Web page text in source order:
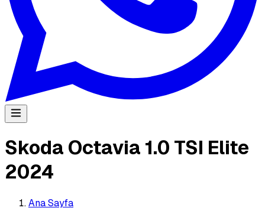
Skoda Octavia 1.0 TSI Elite
2024
Ana Sayfa